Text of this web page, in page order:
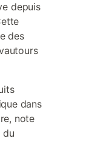
depuis
des
dans
note
du